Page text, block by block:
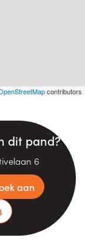
contributors
dit pand?
6
aan